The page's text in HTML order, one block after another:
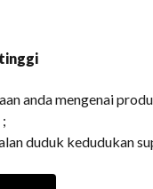
anda mengenai
duduk kedudukan